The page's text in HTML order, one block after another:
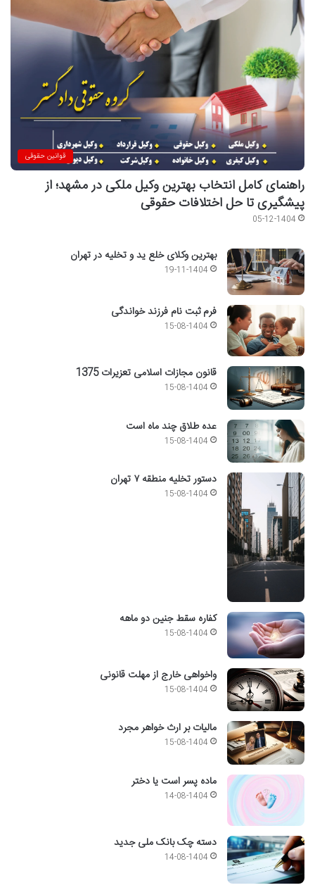
قوانین حقوقی
راهنمای کامل انتخاب بهترین وکیل ملکی در مشهد؛ از
پیشگیری تا حل اختلافات حقوقی
05-12-1404
بهترین وکلای خلع ید و تخلیه در تهران
19-11-1404
فرم ثبت نام فرزند خواندگی
15-08-1404
قانون مجازات اسلامی تعزیرات 1375
15-08-1404
عده طلاق چند ماه است
15-08-1404
دستور تخلیه منطقه ۷ تهران
15-08-1404
کفاره سقط جنین دو ماهه
15-08-1404
واخواهی خارج از مهلت قانونی
15-08-1404
مالیات بر ارث خواهر مجرد
15-08-1404
ماده پسر است یا دختر
14-08-1404
دسته چک بانک ملی جدید
14-08-1404